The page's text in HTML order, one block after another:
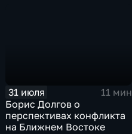
31 июля
11 мин
Борис Долгов о
перспективах конфликта
на Ближнем Востоке